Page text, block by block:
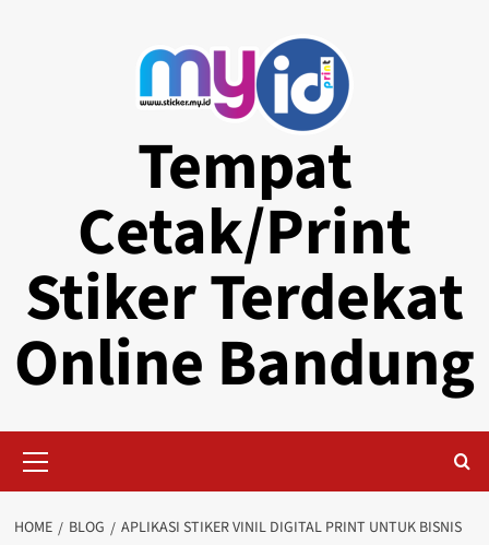
Tempat
Cetak/Print
Stiker Terdekat
Online Bandung
Menu
HOME BLOG
APLIKASI STIKER VINIL DIGITAL PRINT UNTUK BISNIS